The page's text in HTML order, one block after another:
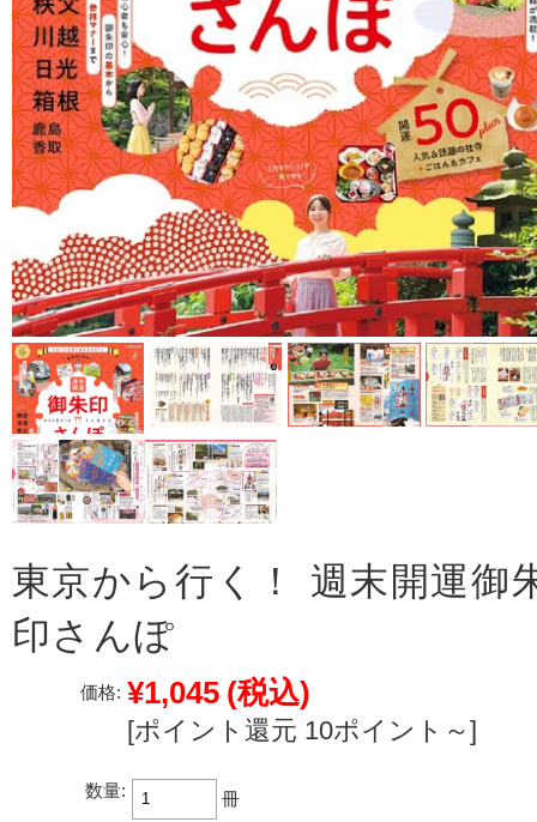
東京から行く！ 週末開運御
印さんぽ
価格: ¥1,045 (税込)
[ポイント還元 10ポイント～]
数量: 冊